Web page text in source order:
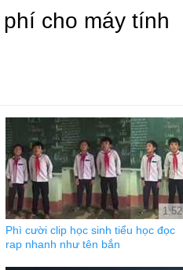
cho máy tính
1:52
Phì cười clip học sinh tiểu học đọc
rap nhanh như tên bắn